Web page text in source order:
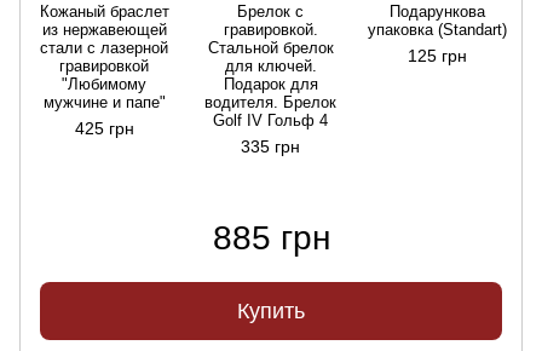
Кожаный браслет
из нержавеющей
стали с лазерной
гравировкой
"Любимому
мужчине и папе"
425 грн
Брелок с
гравировкой.
Стальной брелок
для ключей.
Подарок для
водителя. Брелок
Golf IV Гольф 4
335 грн
Подарункова
упаковка (Standart)
125 грн
885 грн
Купить